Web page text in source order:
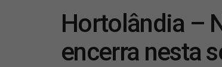
Hortolândia –
encerra nesta